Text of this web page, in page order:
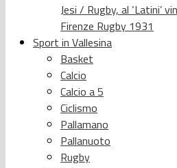
Jesi / Rugby, al ‘Latini’
Firenze Rugby 1931
Sport in Vallesina
Basket
Calcio
Calcio a 5
Ciclismo
Pallamano
Pallanuoto
Rugby